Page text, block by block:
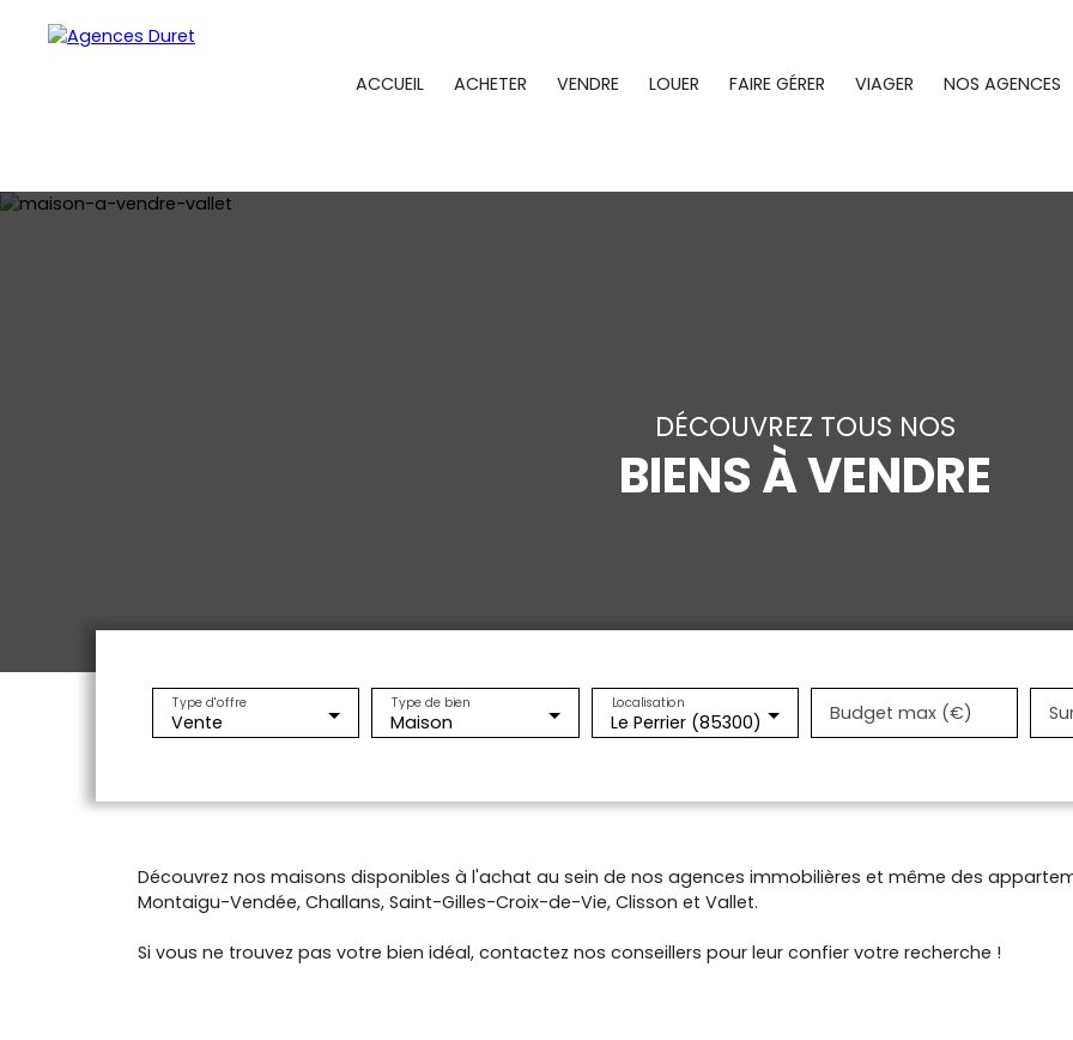
ACCUEIL ACHETER VENDRE LOUER FAIRE GÉRER VIAGER NOS AGENCES
DÉCOUVREZ TOUS NOS
BIENS À VENDRE
Vente
Type d'offre
Maison
Type de bien
Le Perrier (85300)
Localisation Budget max (€)
Découvrez nos maisons disponibles à l'achat au sein de nos agences immobilières et même des
Montaigu-Vendée, Challans, Saint-Gilles-Croix-de-Vie, Clisson et Vallet.
Si vous ne trouvez pas votre bien idéal, contactez nos conseillers pour leur confier votre recherche !